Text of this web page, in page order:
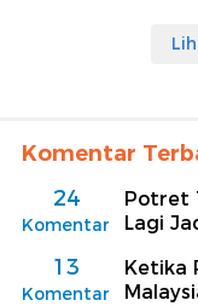
Komentar
24
Komentar
Potret
Lagi
13
Komentar
Ketika